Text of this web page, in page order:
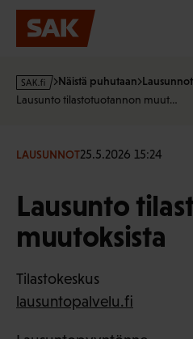
Hyppää
sisältöön
s
a
f
Näistä puhutaan Lausunnot
Lausunto tilastotuotannon muut…
LAUSUNNOT25.5.2026 15:24
Lausunto
muutoksista
Tilastokeskus
lausuntopalvelu.fi